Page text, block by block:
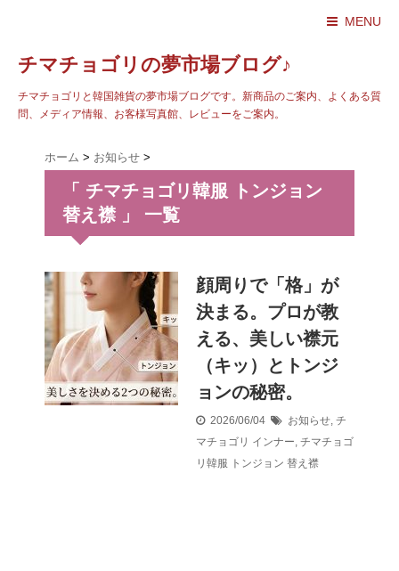
MENU
チマチョゴリの夢市場ブログ♪
チマチョゴリと韓国雑貨の夢市場ブログです。新商品のご案内、よくある質
問、メディア情報、お客様写真館、レビューをご案内。
ホーム > お知らせ >
「 チマチョゴリ韓服 トンジョン
替え襟 」 一覧
顔周りで「格」が
決まる。プロが教
える、美しい襟元
（キッ）とトンジ
ョンの秘密。
2026/06/04 お知らせ, チ
マチョゴリ インナー, チマチョゴ
リ韓服 トンジョン 替え襟